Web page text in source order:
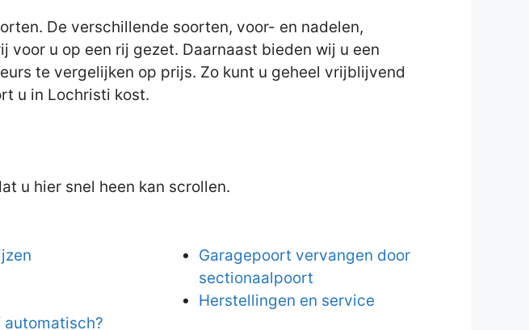
De verschillende soorten, voor- en nadelen,
u op een rij gezet. Daarnaast bieden wij u een
te vergelijken op prijs. Zo kunt u geheel vrijblijvend
u in Lochristi kost.
u hier snel heen kan scrollen.
automatisch?
Garagepoort vervangen door
sectionaalpoort
Herstellingen en service